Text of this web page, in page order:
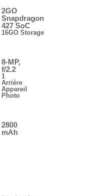
2GO
Snapdragon
427 SoC
16GO Storage
8-MP,
f/2.2
1
Arrière
Appareil
Photo
2800
mAh